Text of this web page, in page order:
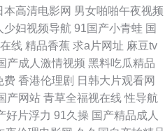
址在线观看 av第三页 另类综合在线 丝
午夜剧场 欧美成人A区 91操黑丝 波多
天天操 成人在线网址 老司机A片 午夜
拍 欧美成人草草天堂 日韩精品一 亚洲
本高清电影网 男女啪啪午夜视频
少妇视频导航 91国产小青蛙 国
线 精品香蕉 求a片网址 麻豆tv
产成人激情视频 黑料吃瓜精品
费 香港伦理剧 日韩大片观看网
产网站 青草全福视在线 性导航
好片浮力 91久操 国产精品成人